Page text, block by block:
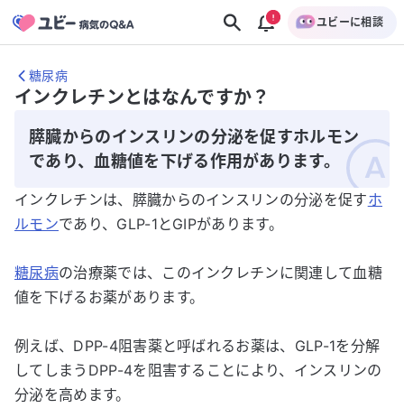
ユビーに相談
糖尿病
インクレチンとはなんですか？
膵臓からのインスリンの分泌を促すホルモン
であり、血糖値を下げる作用があります。
インクレチンは、膵臓からのインスリンの分泌を促すホ
ルモンであり、GLP-1とGIPがあります。
糖尿病の治療薬では、このインクレチンに関連して血糖
値を下げるお薬があります。
例えば、DPP-4阻害薬と呼ばれるお薬は、GLP-1を分解
してしまうDPP-4を阻害することにより、インスリンの
分泌を高めます。